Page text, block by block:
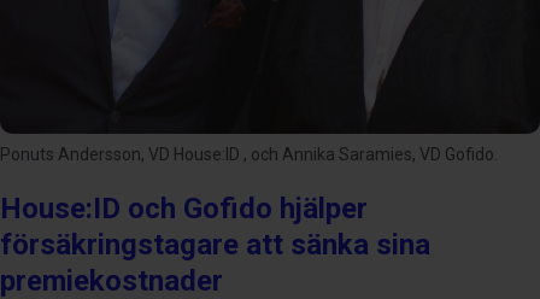
Ponuts Andersson, VD House:ID , och Annika Saramies, VD Gofido.
House:ID och Gofido hjälper
försäkringstagare att sänka sina
premiekostnader